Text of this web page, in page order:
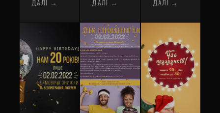
ДАЛІ →
ДАЛІ →
ДАЛІ →